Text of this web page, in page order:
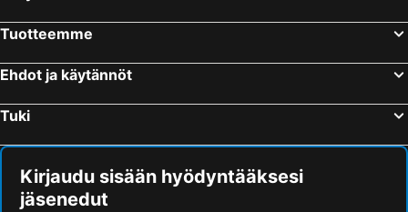
Tuotteemme
Ehdot ja käytännöt
Tuki
Kirjaudu sisään hyödyntääksesi
jäsenedut